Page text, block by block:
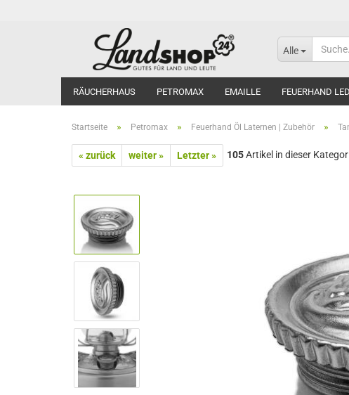
Alle
RÄUCHERHAUS PETROMAX EMAILLE FEUERHAND LED
Startseite » Petromax » Feuerhand Öl Laternen | Zubehör »
« zurück weiter » Letzter » 105Artikel in dieser